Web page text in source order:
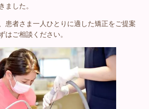
ました。
患者さま一人ひとりに適した矯正をご提案
はご相談ください。